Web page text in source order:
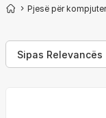
Pjesë për kompjuter